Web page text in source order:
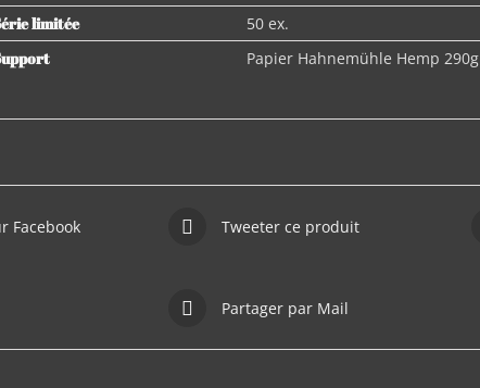
limitée
50 ex.
Papier Hahnemühle Hemp 290g
Facebook Tweeter ce produit
Partager par Mail